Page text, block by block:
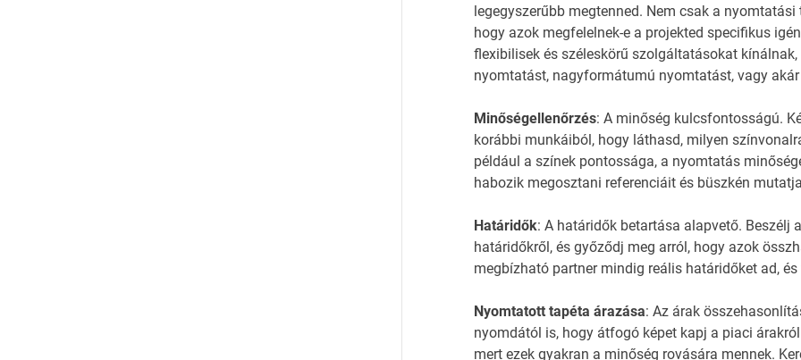
legegyszerűbb megtenned. Nem csak a
hogy azok megfelelnek-e a projekted specifikus
flexibilisek és széleskörű szolgáltatásokat
nyomtatást, nagyformátumú nyomtatást, vagy
Minőségellenőrzés: A minőség kulcsfontosságú.
korábbi munkáiból, hogy láthasd, milyen
például a színek pontossága, a nyomtatás
habozik megosztani referenciáit és büszkén
Határidők: A határidők betartása alapvető.
határidőkről, és győződj meg arról, hogy azok
megbízható partner mindig reális határidőket ad,
Nyomtatott tapéta árazása: Az árak
nyomdától is, hogy átfogó képet kapj a piaci
mert ezek gyakran a minőség rovására mennek.